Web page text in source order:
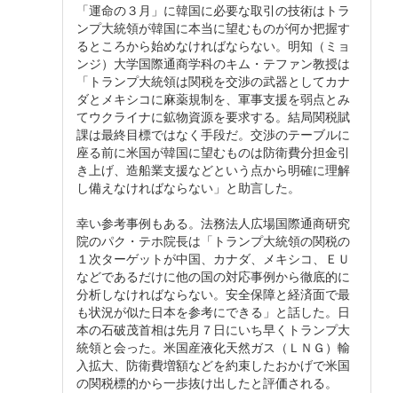
「運命の３月」に韓国に必要な取引の技術はトラ
ンプ大統領が韓国に本当に望むものが何か把握す
るところから始めなければならない。明知（ミョ
ンジ）大学国際通商学科のキム・テファン教授は
「トランプ大統領は関税を交渉の武器としてカナ
ダとメキシコに麻薬規制を、軍事支援を弱点とみ
てウクライナに鉱物資源を要求する。結局関税賦
課は最終目標ではなく手段だ。交渉のテーブルに
座る前に米国が韓国に望むものは防衛費分担金引
き上げ、造船業支援などという点から明確に理解
し備えなければならない」と助言した。
幸い参考事例もある。法務法人広場国際通商研究
院のパク・テホ院長は「トランプ大統領の関税の
１次ターゲットが中国、カナダ、メキシコ、ＥＵ
などであるだけに他の国の対応事例から徹底的に
分析しなければならない。安全保障と経済面で最
も状況が似た日本を参考にできる」と話した。日
本の石破茂首相は先月７日にいち早くトランプ大
統領と会った。米国産液化天然ガス（ＬＮＧ）輸
入拡大、防衛費増額などを約束したおかげで米国
の関税標的から一歩抜け出したと評価される。